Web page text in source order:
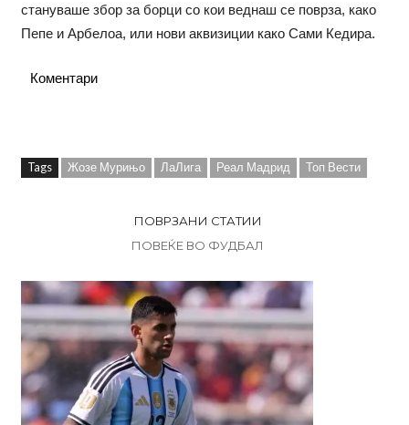
стануваше збор за борци со кои веднаш се поврза, како
Пепе и Арбелоа, или нови аквизиции како Сами Кедира.
Коментари
Tags Жозе Мурињо ЛаЛига Реал Мадрид Топ Вести
ПОВРЗАНИ СТАТИИ
ПОВЕЌЕ ВО ФУДБАЛ